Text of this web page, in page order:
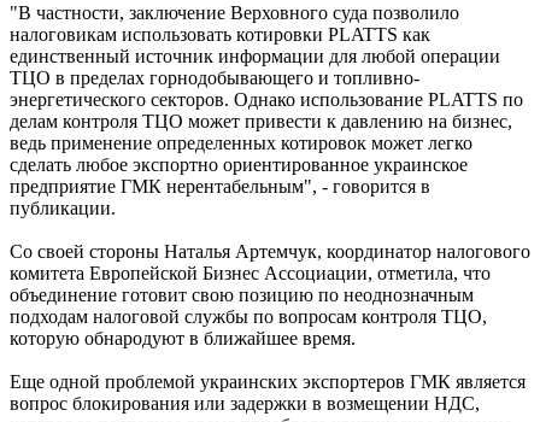
"В частности, заключение Верховного суда позволило
налоговикам использовать котировки PLATTS как
единственный источник информации для любой операции
ТЦО в пределах горнодобывающего и топливно-
энергетического секторов. Однако использование PLATTS по
делам контроля ТЦО может привести к давлению на бизнес,
ведь применение определенных котировок может легко
сделать любое экспортно ориентированное украинское
предприятие ГМК нерентабельным", - говорится в
публикации.
Со своей стороны Наталья Артемчук, координатор налогового
комитета Европейской Бизнес Ассоциации, отметила, что
объединение готовит свою позицию по неоднозначным
подходам налоговой службы по вопросам контроля ТЦО,
которую обнародуют в ближайшее время.
Еще одной проблемой украинских экспортеров ГМК является
вопрос блокирования или задержки в возмещении НДС,